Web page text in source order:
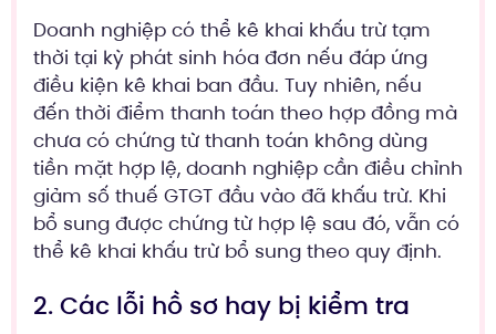
Doanh nghiệp có thể kê khai khấu trừ tạm
thời tại kỳ phát sinh hóa đơn nếu đáp ứng
điều kiện kê khai ban đầu. Tuy nhiên, nếu
đến thời điểm thanh toán theo hợp đồng mà
chưa có chứng từ thanh toán không dùng
tiền mặt hợp lệ, doanh nghiệp cần điều chỉnh
giảm số thuế GTGT đầu vào đã khấu trừ. Khi
bổ sung được chứng từ hợp lệ sau đó, vẫn có
thể kê khai khấu trừ bổ sung theo quy định.
2. Các lỗi hồ sơ hay bị kiểm tra